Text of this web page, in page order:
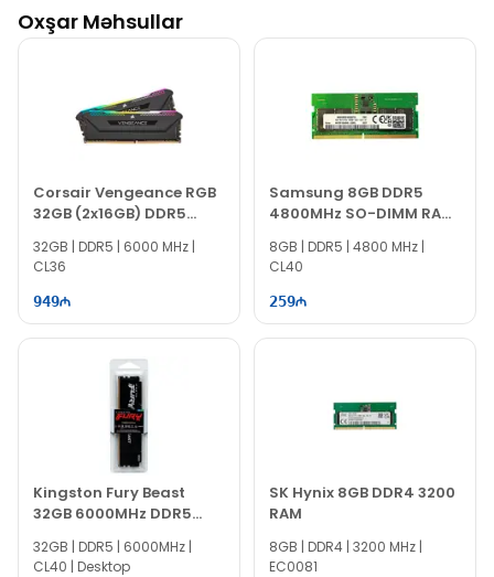
Oxşar Məhsullar
Corsair Vengeance RGB
32GB (2x16GB) DDR5
6000MHz RAM
32GB | DDR5 | 6000 MHz |
CL36
949
Samsung 8GB DDR5
4800MHz SO-DIMM RAM
M425R1GB4BB0-CQK
8GB | DDR5 | 4800 MHz |
CL40
259
Kingston Fury Beast
32GB 6000MHz DDR5
RAM KF560C40BB-32
32GB | DDR5 | 6000MHz |
CL40 | Desktop
SK Hynix 8GB DDR4 3200
RAM
8GB | DDR4 | 3200 MHz |
EC0081